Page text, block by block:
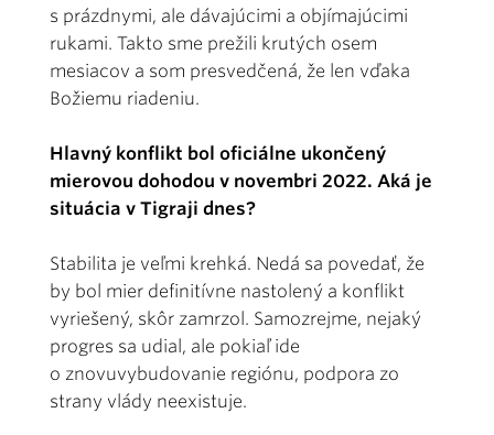
s prázdnymi, ale dávajúcimi a objímajúcimi
rukami. Takto sme prežili krutých osem
mesiacov a som presvedčená, že len vďaka
Božiemu riadeniu.
Hlavný konflikt bol oficiálne ukončený
mierovou dohodou v novembri 2022. Aká je
situácia v Tigraji dnes?
Stabilita je veľmi krehká. Nedá sa povedať, že
by bol mier definitívne nastolený a konflikt
vyriešený, skôr zamrzol. Samozrejme, nejaký
progres sa udial, ale pokiaľ ide
o znovuvybudovanie regiónu, podpora zo
strany vlády neexistuje.